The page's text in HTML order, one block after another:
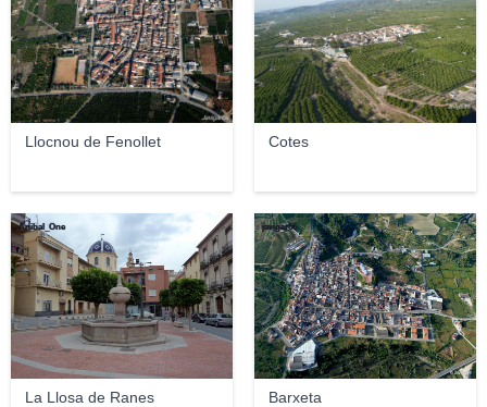
Llocnou de Fenollet Cotes
La Llosa de Ranes
Anibal_One
Barxeta
javigar66